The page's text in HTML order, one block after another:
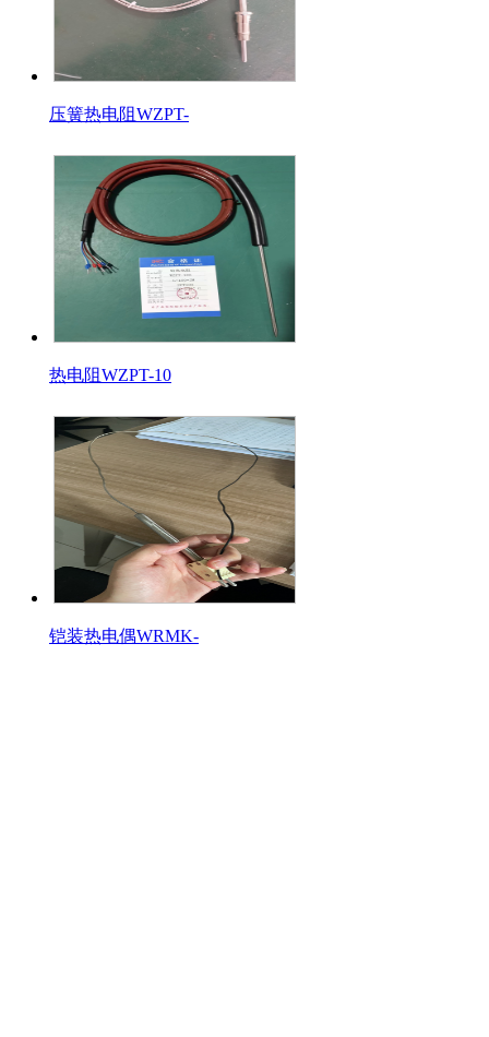
压簧热电阻WZPT-
热电阻WZPT-10
铠装热电偶WRMK-